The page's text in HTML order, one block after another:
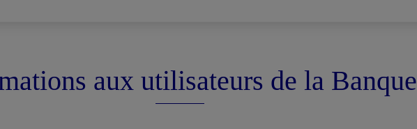
aux utilisateurs de la Banque